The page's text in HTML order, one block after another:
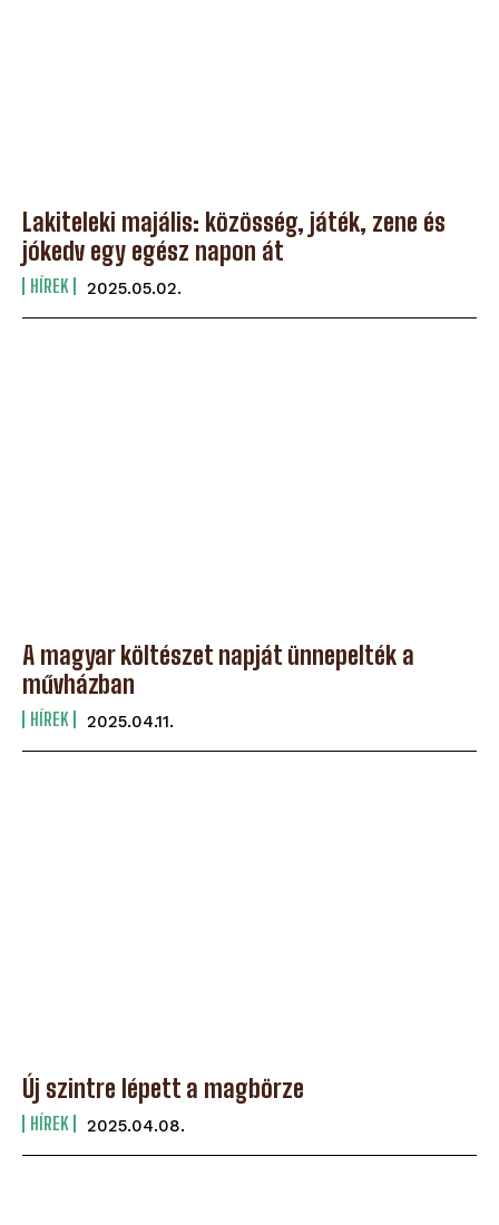
Lakiteleki majális: közösség, játék, zene és
jókedv egy egész napon át
HÍREK 2025.05.02.
A magyar költészet napját ünnepelték a
művházban
HÍREK 2025.04.11.
Új szintre lépett a magbörze
HÍREK 2025.04.08.